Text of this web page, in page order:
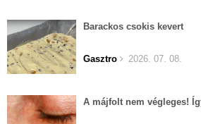
Barackos csokis kevert
Gasztro 2026. 07. 08.
A májfolt nem végleges!